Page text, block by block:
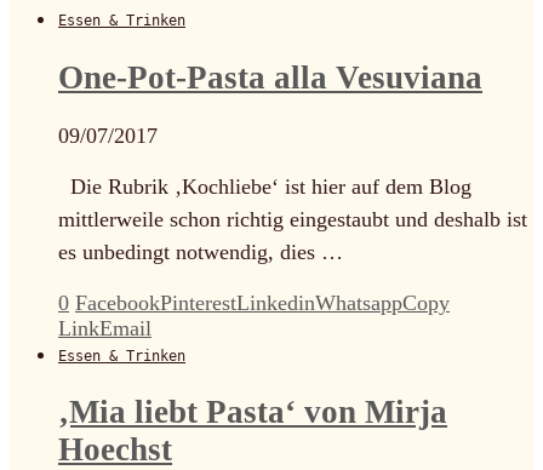
Essen & Trinken
One-Pot-Pasta alla Vesuviana
09/07/2017
Die Rubrik ‚Kochliebe‘ ist hier auf dem Blog
mittlerweile schon richtig eingestaubt und deshalb ist
es unbedingt notwendig, dies …
0 FacebookPinterestLinkedinWhatsappCopy
LinkEmail
Essen & Trinken
‚Mia liebt Pasta‘ von Mirja
Hoechst